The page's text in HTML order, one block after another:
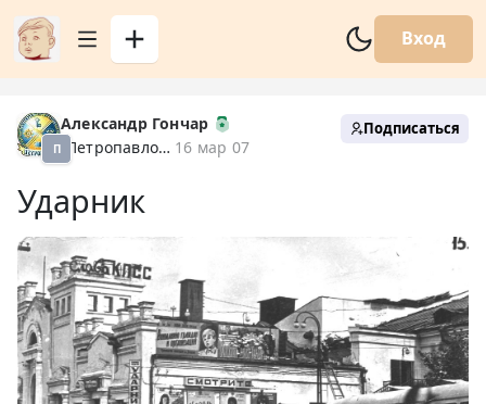
Вход
П
Александр Гончар
Петропавловск XX 16 мар 07
Подписаться
Ударник